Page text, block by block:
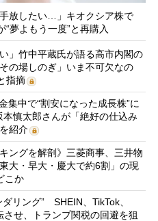
放したい…」キオクシア株で
夢よもう一度”と再購入
」竹中平蔵氏が語る高市内閣の
の場しのぎ」いま不可欠なの
指摘
集中で“割安になった成長株”に
慎太郎さんが「絶好の仕込み
紹介
ングを解剖》三菱商事、三井物
大・早大・慶大で約6割」の現
こか
リング” SHEIN、TikTok、
せ、トランプ関税の回避を狙